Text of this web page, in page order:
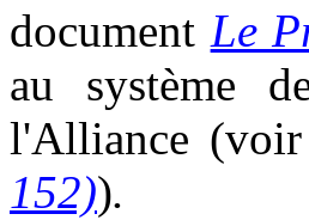
document Le
au système
l'Alliance
152)).